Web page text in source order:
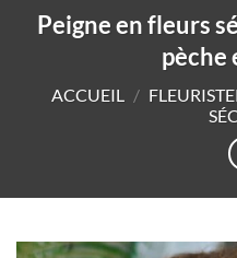
Peigne en fleurs
pèche
ACCUEIL /